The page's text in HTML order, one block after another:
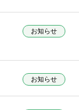
お知らせ
お知らせ